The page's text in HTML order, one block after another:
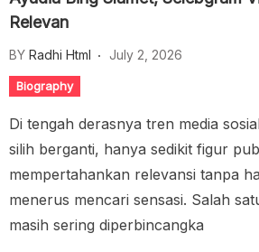
Relevan
BY Radhi Html July 2, 2026
Biography
Di tengah derasnya tren media
silih berganti, hanya sedikit figur
mempertahankan relevansi tanpa
menerus mencari sensasi. Salah
masih sering diperbincangka